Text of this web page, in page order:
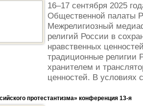
16–17 сентября 2025
Общественной палаты
Межрелигиозный
религий России в
нравственных
традиционные религии
хранителем и
ценностей. В условиях
протестантизма» конференция 13-я